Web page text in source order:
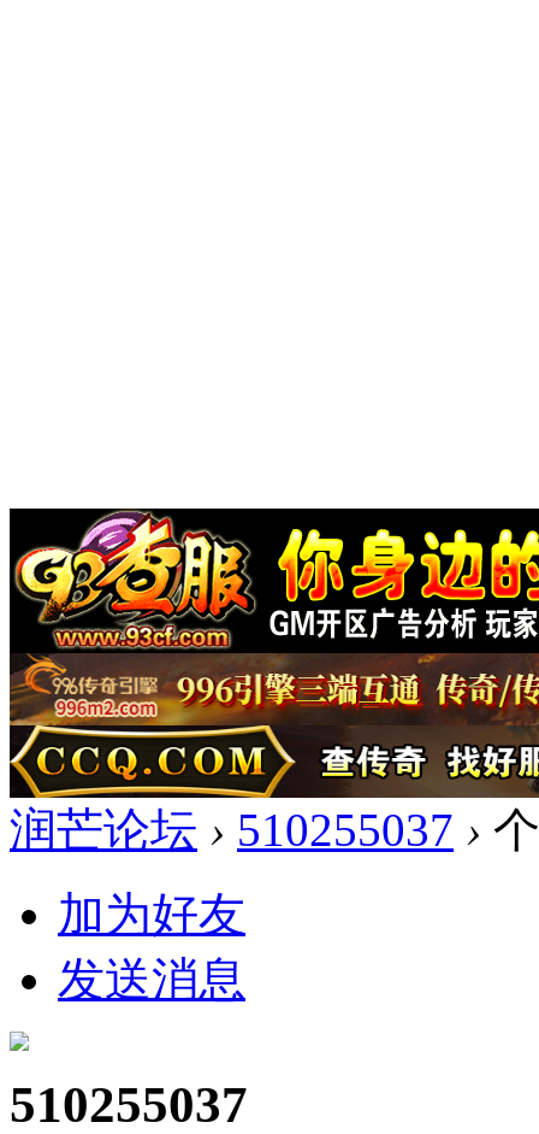
润芒论坛 › 510255037 ›
加为好友
发送消息
510255037